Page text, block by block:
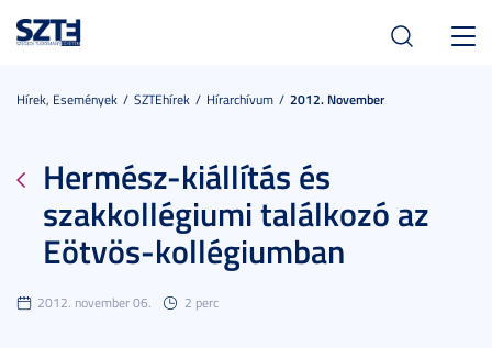
Hírek, Események SZTEhírek Hírarchívum 2012. November
Hermész-kiállítás és
szakkollégiumi találkozó az
Eötvös-kollégiumban
2012. november 06. 2 perc